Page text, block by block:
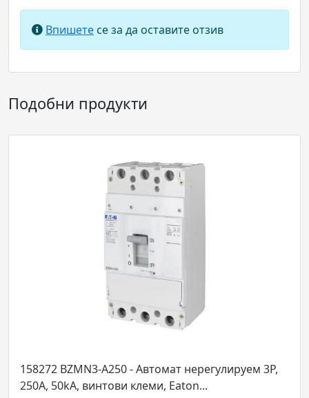
Впишете се за да оставите отзив
Подобни продукти
158272 BZMN3-A250 - Автомат нерегулируем 3P,
250А, 50kA, винтови клеми, Eaton...